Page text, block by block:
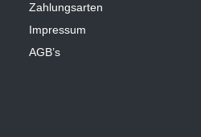
Zahlungsarten
Impressum
AGB’s